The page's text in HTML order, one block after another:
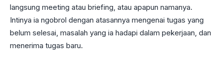
langsung meeting atau briefing, atau apapun namanya.
Intinya ia ngobrol dengan atasannya mengenai tugas yang
belum selesai, masalah yang ia hadapi dalam pekerjaan, dan
menerima tugas baru.